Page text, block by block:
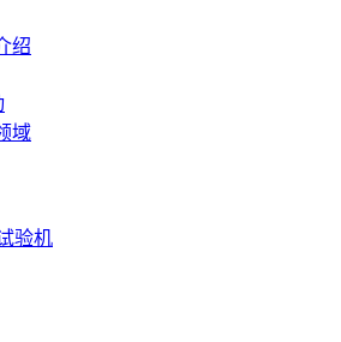
绍
域
验机